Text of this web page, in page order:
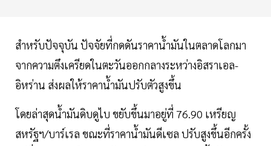
สำหรับปัจจุบัน ปัจจัยที่กดดันราคาน้ำมันในตลาดโลกมา
จากความตึงเครียดในตะวันออกกลางระหว่างอิสราเอล-
อิหร่าน ส่งผลให้ราคาน้ำมันปรับตัวสูงขึ้น
โดยล่าสุดน้ำมันดิบดูไบ ขยับขึ้นมาอยู่ที่ 76.90 เหรียญ
สหรัฐฯ/บาร์เรล ขณะที่ราคาน้ำมันดีเซล ปรับสูงขึ้นอีกครั้ง